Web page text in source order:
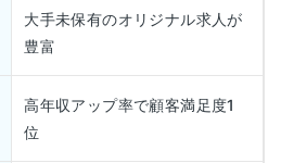
大手未保有のオリジナル求人が
豊富
高年収アップ率で顧客満足度1
位